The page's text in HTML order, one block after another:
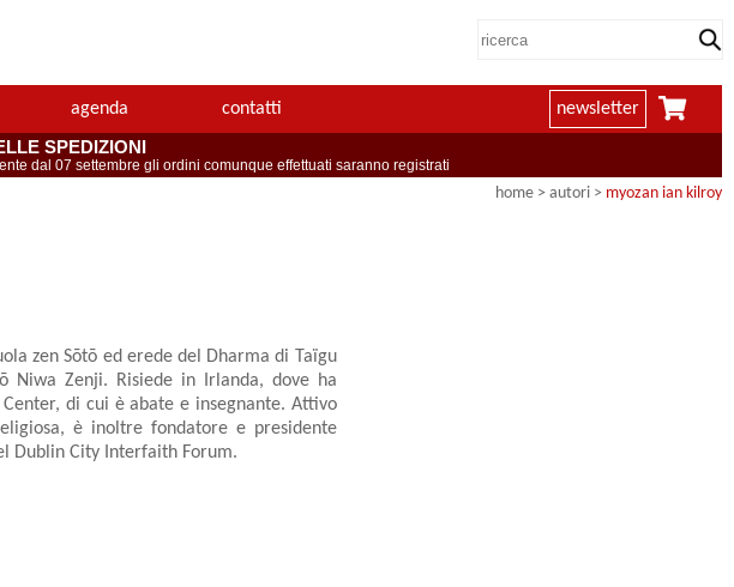
agenda contatti newsletter
SPEDIZIONI
dal 07 settembre gli ordini comunque effettuati saranno registrati
home > autori > myozan ian kilroy
zen Sōtō ed erede del Dharma di Taïgu
Niwa Zenji. Risiede in Irlanda, dove ha
di cui è abate e insegnante. Attivo
è inoltre fondatore e presidente
Dublin City Interfaith Forum.